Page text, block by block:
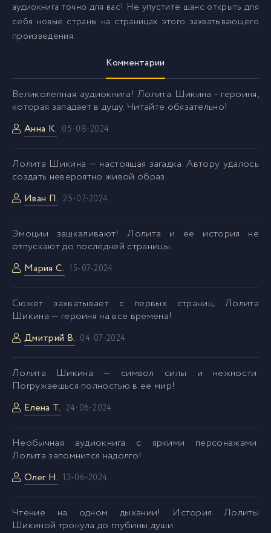
аудиокнига точно для вас! Не упустите шанс открыть для
себя новые страны на страницах этого захватывающего
произведения.
Комментарии
Великолепная аудиокнига! Лолита Шикина - героиня,
которая западает в душу. Читайте обязательно!
Анна К. 05-08-2024
Лолита Шикина — настоящая загадка. Автору удалось
создать невероятно живой образ.
Иван П. 25-07-2024
Эмоции зашкаливают! Лолита и её история не
отпускают до последней страницы.
Мария С. 15-07-2024
Сюжет захватывает с первых страниц. Лолита
Шикина — героиня на все времена!
Дмитрий В. 04-07-2024
Лолита Шикина — символ силы и нежности.
Погружаешься полностью в её мир!
Елена Т. 24-06-2024
Необычная аудиокнига с яркими персонажами.
Лолита запомнится надолго!
Олег Н. 13-06-2024
Чтение на одном дыхании! История Лолиты
Шикиной тронула до глубины души.